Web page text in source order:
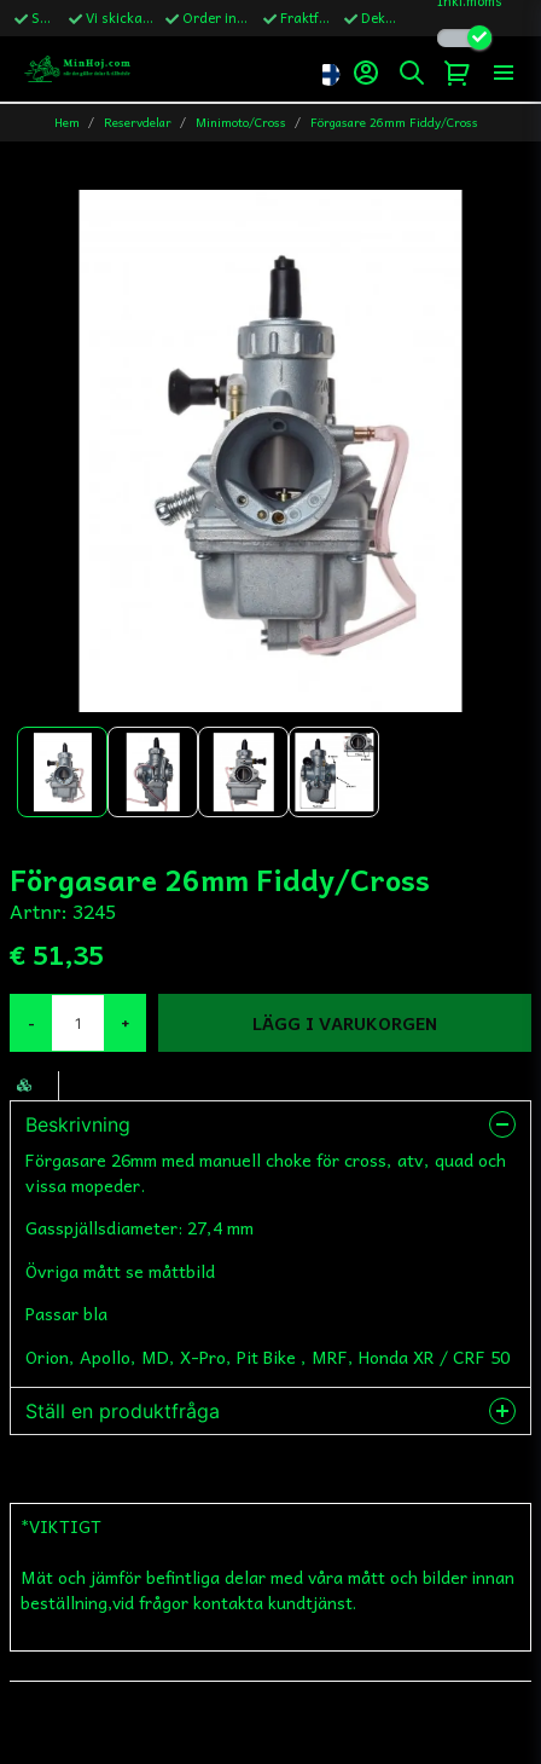
Snabba leveranser Vi skickar till Sverige,Danmark & Finland Order innan kl.13 skickas samma vardag Fraktfritt över 1200kr till Sverige Dekaler ingår i alla ordrar
Hem Reservdelar Minimoto/Cross Förgasare 26mm Fiddy/Cross
Förgasare 26mm Fiddy/Cross
Artnr: 3245
€ 51,35
- + LÄGG I VARUKORGEN
Beskrivning
Förgasare 26mm med manuell choke för cross, atv, quad och
vissa mopeder.
Gasspjällsdiameter: 27,4 mm
Övriga mått se måttbild
Passar bla
Orion, Apollo, MD, X-Pro, Pit Bike , MRF, Honda XR / CRF 50
Ställ en produktfråga
name
Namn
email
*VIKTIGT
Mät och jämför befintliga delar med våra mått och bilder innan
beställning,vid frågor kontakta kundtjänst.